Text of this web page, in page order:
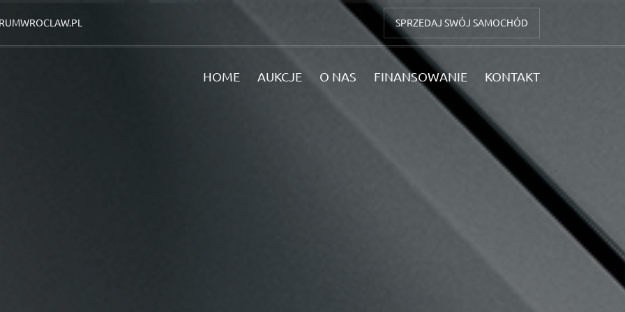
SPRZEDAJ SWÓJ SAMOCHÓD
HOME AUKCJE O NAS FINANSOWANIE KONTAKT